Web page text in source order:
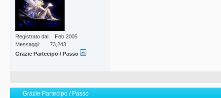
Registrato dal
Feb 2005
Messaggi
73,243
Grazie Partecipo / Passo
Grazie Partecipo / Passo